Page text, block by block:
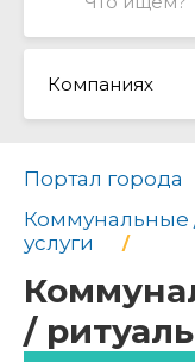
Компаниях
Портал города
Коммунальные
услуги
/